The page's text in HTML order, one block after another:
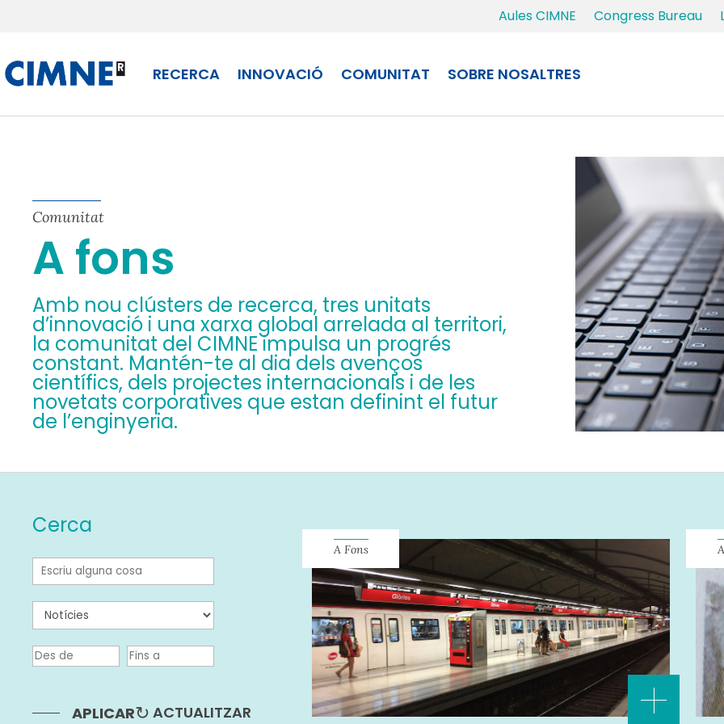
Aules CIMNE Congress Bureau
RECERCA INNOVACIÓ COMUNITAT SOBRE NOSALTRES
Comunitat
A fons
Amb nou clústers de recerca, tres unitats
d’innovació i una xarxa global arrelada al territori,
la comunitat del CIMNE impulsa un progrés
constant. Mantén-te al dia dels avenços
científics, dels projectes internacionals i de les
novetats corporatives que estan definint el futur
de l’enginyeria.
Cerca
APLICAR ACTUALITZAR
A Fons